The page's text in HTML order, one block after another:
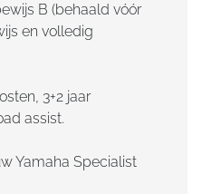
B (behaald vóór
en volledig
3+2 jaar
assist.
Yamaha Specialist